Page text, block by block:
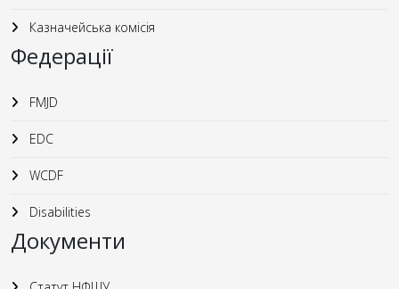
Казначейська комісія
Федерації
FMJD
EDC
WCDF
Disabilities
Документи